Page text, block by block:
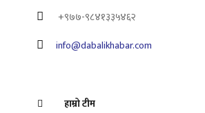
+९७७-९८४१३३५४६२
info@dabalikhabar.com
हाम्रो टीम